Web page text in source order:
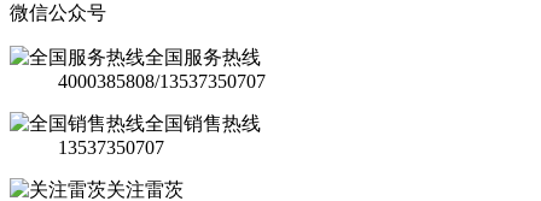
微信公众号
全国服务热线
4000385808/13537350707
全国销售热线
13537350707
关注雷茨